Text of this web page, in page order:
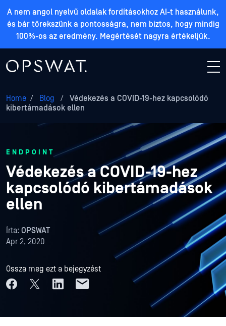
A nem angol nyelvű oldalak fordításokhoz AI-t használunk,
és bár törekszünk a pontosságra, nem biztos, hogy mindig
100%-os az eredmény. Megértését nagyra értékeljük.
Home / Blog /
Védekezés a COVID-19-hez kapcsolódó
kibertámadások ellen
ENDPOINT
Védekezés a COVID-19-hez
kapcsolódó kibertámadások
ellen
Írta: OPSWAT
Apr 2, 2020
Ossza meg ezt a bejegyzést